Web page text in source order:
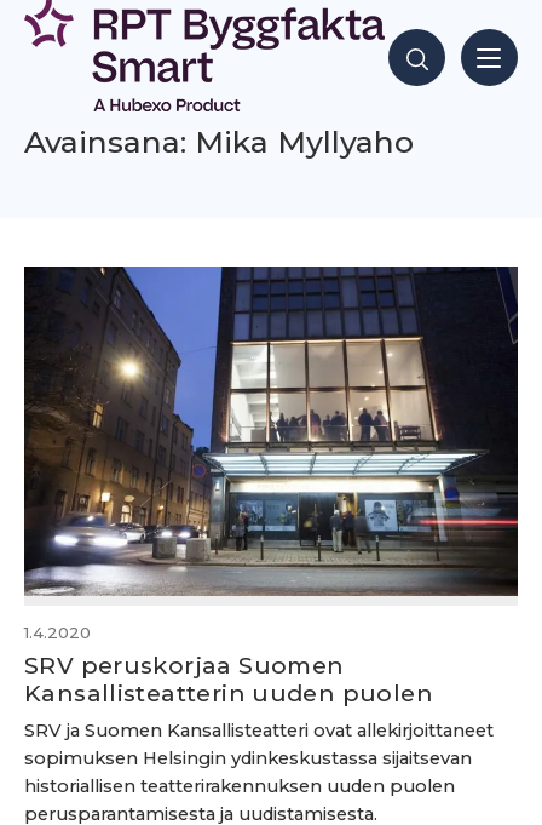
Siirry
sisältöön
Hae sisältöjä
Avainsana: Mika Myllyaho
1.4.2020
SRV peruskorjaa Suomen
Kansallisteatterin uuden puolen
SRV ja Suomen Kansallisteatteri ovat allekirjoittaneet
sopimuksen Helsingin ydinkeskustassa sijaitsevan
historiallisen teatterirakennuksen uuden puolen
perusparantamisesta ja uudistamisesta.